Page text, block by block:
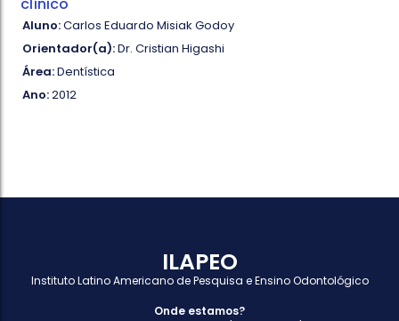
Aluno:Carlos Eduardo Misiak Godoy
Orientador(a):Dr. Cristian Higashi
Área:Dentística
Ano:2012
ILAPEO
Instituto Latino Americano de Pesquisa e Ensino Odontológico
Onde estamos?